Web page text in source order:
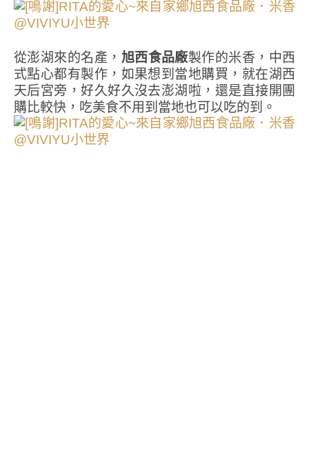
從澎湖來的名產， 旭西食品廠製作的米香，中西
式點心都有製作，如果想到當地購買，就在湖西
天后宮旁，好久好久沒去澎湖啦，還是直接開團
購比較快，吃美食不用到當地也可以吃的到。